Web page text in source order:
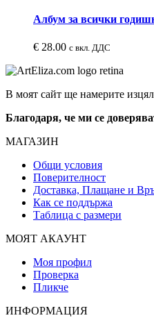
Албум за всички
€ 28.00 с вкл. ДДС
В моят сайт ще намерите
Благодаря, че ми се
МАГАЗИН
Общи условия
Поверителност
Доставка, Плащане и
Как се поддържа
Таблица с размери
МОЯТ АКАУНТ
Моя профил
Проверка
Пликче
ИНФОРМАЦИЯ